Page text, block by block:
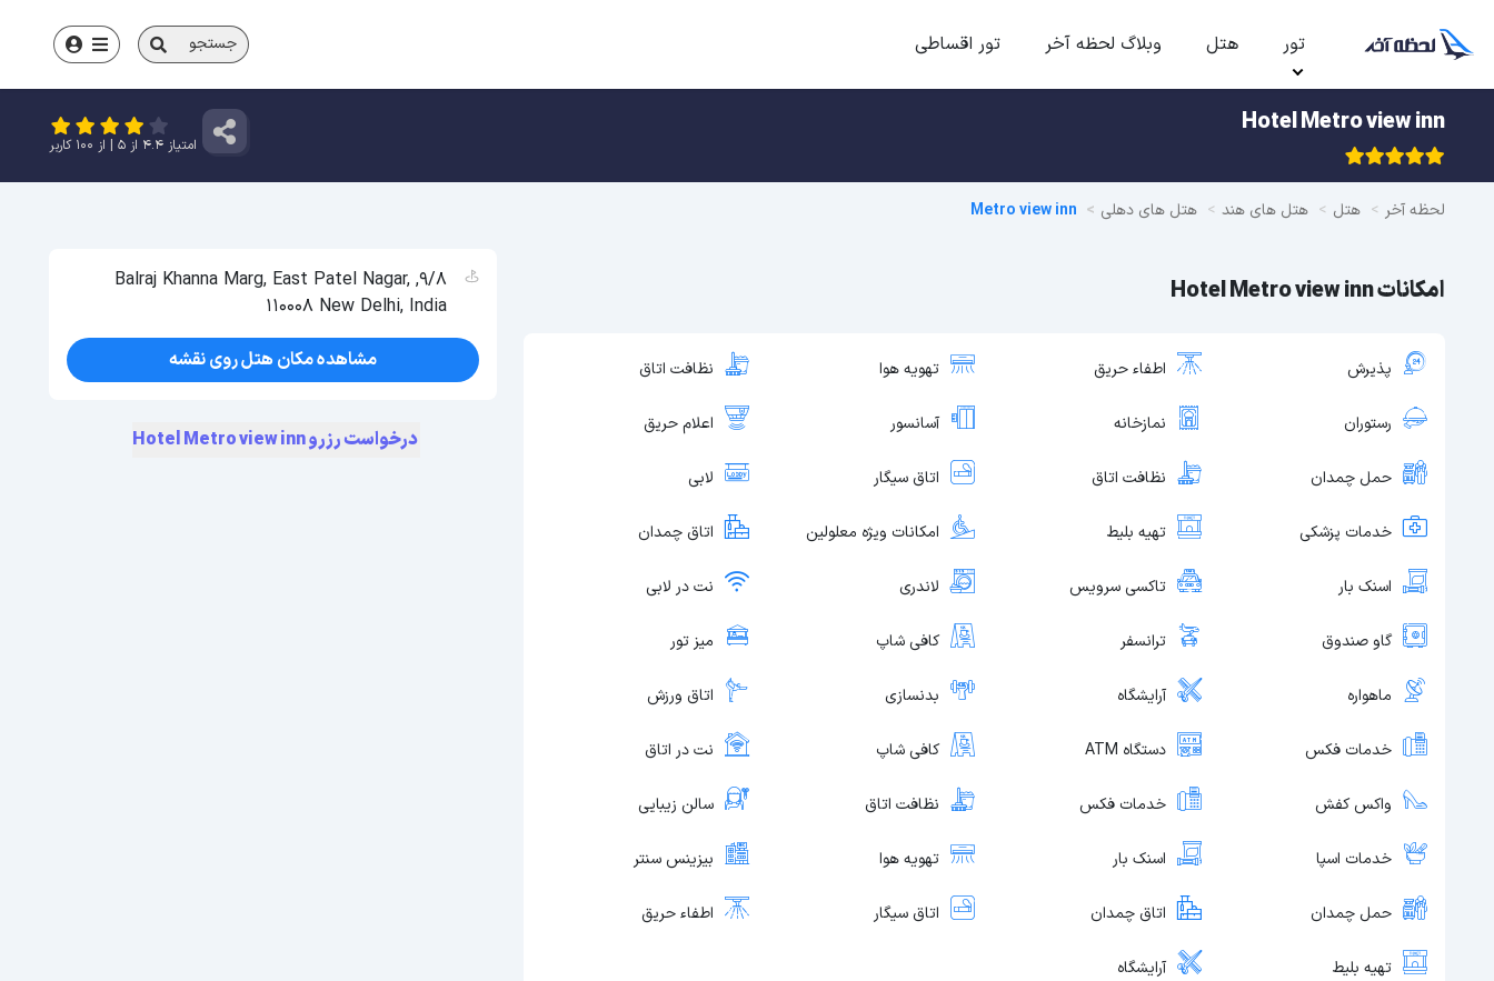
تور هتل وبلاگ لحظه آخر تور اقساطی جستجو
Hotel Metro view inn
امتیاز 4.4 از 5 | از 100 کاربر
لحظه آخر هتل هتل های هند هتل های دهلی Metro view inn
امکانات Hotel Metro view inn
پذیرش اطفاء حریق تهویه هوا نظافت اتاق
رستوران نمازخانه آسانسور اعلام حریق
حمل چمدان نظافت اتاق اتاق سیگار لابی
خدمات پزشکی تهیه بلیط امکانات ویژه معلولین اتاق چمدان
اسنک بار تاکسی سرویس لاندری نت در لابی
گاو صندوق ترانسفر کافی شاپ میز تور
ماهواره آرایشگاه بدنسازی اتاق ورزش
خدمات فکس دستگاه ATM کافی شاپ نت در اتاق
واکس کفش خدمات فکس نظافت اتاق سالن زیبایی
خدمات اسپا اسنک بار تهویه هوا بیزینس سنتر
حمل چمدان اتاق چمدان اتاق سیگار اطفاء حریق
تهیه بلیط آرایشگاه
9/8, Balraj Khanna Marg, East Patel Nagar,
110008 New Delhi, India
مشاهده مکان هتل روی نقشه
درخواست رزرو Hotel Metro view inn